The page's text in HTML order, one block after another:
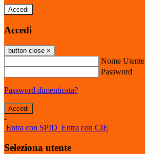
Accedi
Accedi
button close ×
Nome Utente
Password
Password dimenticata?
-
Entra con SPID Entra con CIE
Seleziona utente